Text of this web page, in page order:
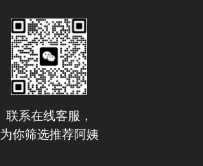
联系在线客服，
为你筛选推荐阿姨